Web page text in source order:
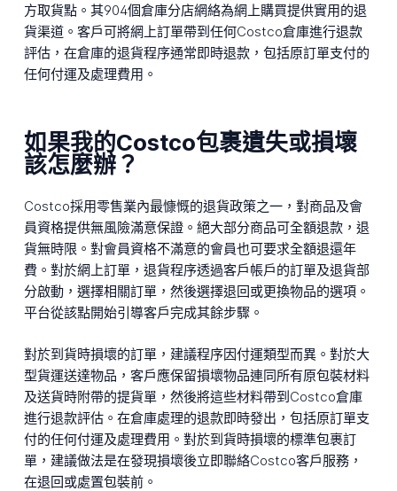
方取貨點。其904個倉庫分店網絡為網上購買提供實用的退
貨渠道。客戶可將網上訂單帶到任何Costco倉庫進行退款
評估，在倉庫的退貨程序通常即時退款，包括原訂單支付的
任何付運及處理費用。
如果我的Costco包裹遺失或損壞
該怎麼辦？
Costco採用零售業內最慷慨的退貨政策之一，對商品及會
員資格提供無風險滿意保證。絕大部分商品可全額退款，退
貨無時限。對會員資格不滿意的會員也可要求全額退還年
費。對於網上訂單，退貨程序透過客戶帳戶的訂單及退貨部
分啟動，選擇相關訂單，然後選擇退回或更換物品的選項。
平台從該點開始引導客戶完成其餘步驟。
對於到貨時損壞的訂單，建議程序因付運類型而異。對於大
型貨運送達物品，客戶應保留損壞物品連同所有原包裝材料
及送貨時附帶的提貨單，然後將這些材料帶到Costco倉庫
進行退款評估。在倉庫處理的退款即時發出，包括原訂單支
付的任何付運及處理費用。對於到貨時損壞的標準包裹訂
單，建議做法是在發現損壞後立即聯絡Costco客戶服務，
在退回或處置包裝前。